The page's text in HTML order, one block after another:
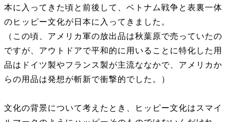
本に入ってきた頃と前後して、ベトナム戦争と表裏一体
のヒッピー文化が日本に入ってきました。
（この頃、アメリカ軍の放出品は秋葉原で売っていたの
ですが、アウトドアで平和的に用いることに特化した用
品はドイツ製やフランス製が主流ななかで、アメリカか
らの用品は発想が斬新で衝撃的でした。）
文化の背景について考えたとき、ヒッピー文化はスマイ